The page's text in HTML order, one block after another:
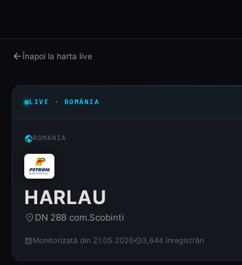
arrow_backÎnapoi la harta live
LIVE · ROMÂNIA
publicROMÂNIA
HARLAU
place DN 28B com.Scobinti
calendar_month Monitorizată din 21.05.2026history3,644 înregistrări